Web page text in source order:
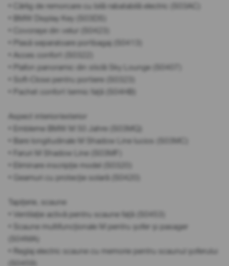
• Cârlig de remorcare cu bilă rabatabilă electric (S03AC)
• BMW Display Key (S03DS)
• Covorașe din velur (S0423)
• Plasă separatoare portbagaj (S0413)
• Acces confort (S0322)
• Plafon panoramic din sticlă Sky Lounge (S0407)
• Soft-Close pentru portiere (S0323)
• Pachet confort termic față (S04HB)
Aspect interior/exterior
• Embleme BMW M 50 Jahre (S03MQ)
• Bare longitudinale M Shadow Line lucios (S03MC)
• Faruri M Shadow Line (S03MF)
• Eliminare inscripție model (S0320)
• Geamuri cu protecție solară (S0420)
Tapițerie, scaune
• Ventilație activă pentru scaune față (S0453)
• Scaune multifuncționale M pentru șofer și pasager
(S04MA)
• Reglaj electric scaune cu memorie pentru scaunul șoferului